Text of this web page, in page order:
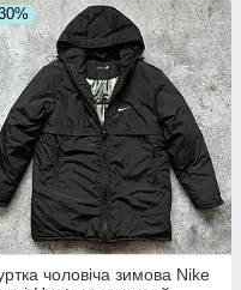
чоловіча зимова Nike